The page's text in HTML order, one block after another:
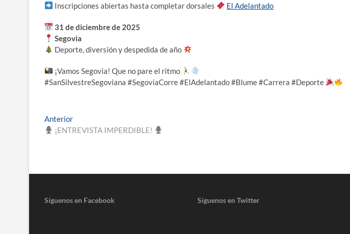
Inscripciones abiertas hasta completar dorsales
El Adelantado
31 de diciembre de 2025
Segovia
Deporte, diversión y despedida de año
¡Vamos Segovia! Que no pare el ritmo
#SanSilvestreSegoviana #SegoviaCorre #ElAdelantado #Blume #Carrera #Deporte
Navegación
de
AnteriorEntrada
anterior:
¡ENTREVISTA IMPERDIBLE!
Síguenos en Facebook Síguenos en Twitter